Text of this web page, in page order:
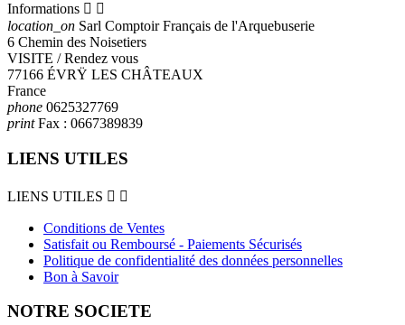
Informations  
location_on Sarl Comptoir Français de l'Arquebuserie
6 Chemin des Noisetiers
VISITE / Rendez vous
77166 ÉVRŸ LES CHÂTEAUX
France
phone 0625327769
printFax : 0667389839
LIENS UTILES
LIENS UTILES  
Conditions de Ventes
Satisfait ou Remboursé - Paiements Sécurisés
Politique de confidentialité des données personnelles
Bon à Savoir
NOTRE SOCIETE